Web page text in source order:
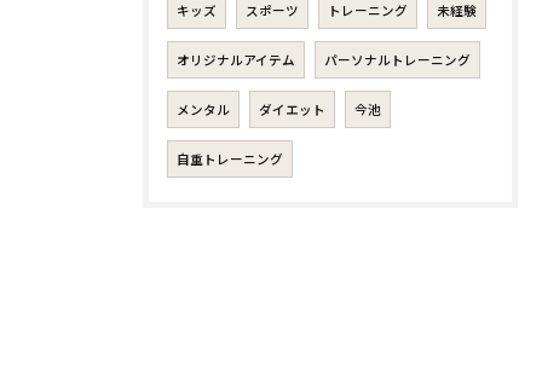
キッズ スポーツ トレーニング 未経験
オリジナルアイテム パーソナルトレーニング
メンタル ダイエット 今池
自重トレーニング